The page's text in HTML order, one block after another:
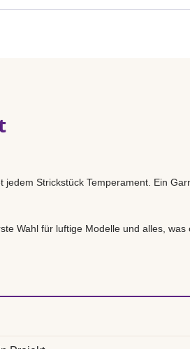
Strickstück Temperament. Ein
Wahl für luftige Modelle und alles, was